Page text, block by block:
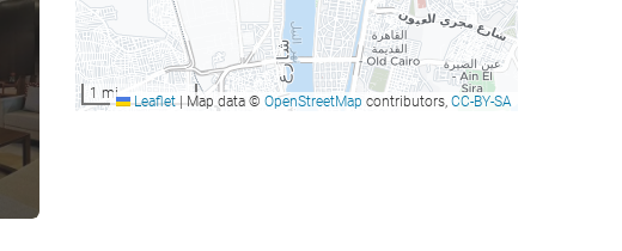
1 mi Leaflet |Map data © OpenStreetMap contributors, CC-BY-SA